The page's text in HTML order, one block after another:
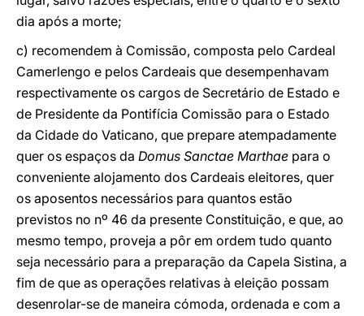
dia após a morte;
c) recomendem à Comissão, composta pelo Cardeal
Camerlengo e pelos Cardeais que desempenhavam
respectivamente os cargos de Secretário de Estado e
de Presidente da Pontifícia Comissão para o Estado
da Cidade do Vaticano, que prepare atempadamente
quer os espaços da Domus Sanctae Marthae para o
conveniente alojamento dos Cardeais eleitores, quer
os aposentos necessários para quantos estão
previstos no nº 46 da presente Constituição, e que, ao
mesmo tempo, proveja a pôr em ordem tudo quanto
seja necessário para a preparação da Capela Sistina, a
fim de que as operações relativas à eleição possam
desenrolar-se de maneira cómoda, ordenada e com a